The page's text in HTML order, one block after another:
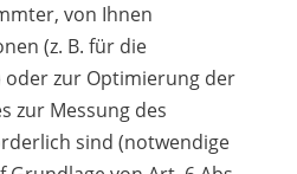
von Ihnen
(z. B. für die
zur Optimierung der
zur Messung des
sind (notwendige